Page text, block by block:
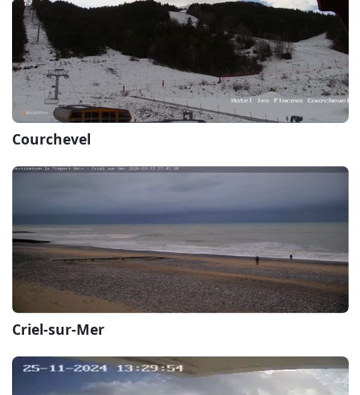
Courchevel
Criel-sur-Mer